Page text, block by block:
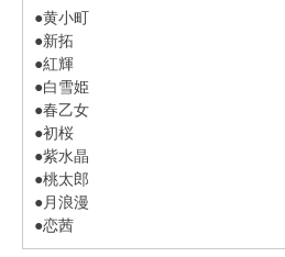
●黄小町
●新拓
●紅輝
●白雪姫
●春乙女
●初桜
●紫水晶
●桃太郎
●月浪漫
●恋茜